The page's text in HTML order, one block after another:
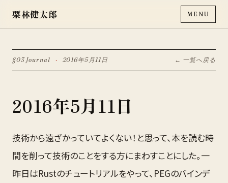
栗林健太郎 MENU
§03 Journal · 2016年5月11日 ← 一覧へ戻る
2016年5月11日
技術から遠ざかっていてよくない！と思って、本を読む時
間を削って技術のことをする方にまわすことにした。一
昨日はRustのチュートリアルをやって、PEGのバインデ